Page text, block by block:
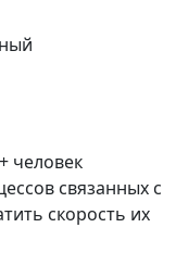
человек
связанных с
скорость их